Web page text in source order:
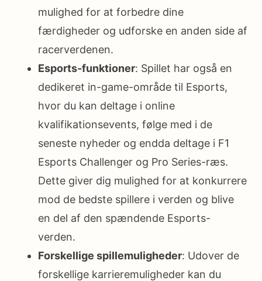
mulighed for at forbedre dine
færdigheder og udforske en anden side af
racerverdenen.
Esports-funktioner: Spillet har også en
dedikeret in-game-område til Esports,
hvor du kan deltage i online
kvalifikationsevents, følge med i de
seneste nyheder og endda deltage i F1
Esports Challenger og Pro Series-ræs.
Dette giver dig mulighed for at konkurrere
mod de bedste spillere i verden og blive
en del af den spændende Esports-
verden.
Forskellige spillemuligheder: Udover de
forskellige karrieremuligheder kan du